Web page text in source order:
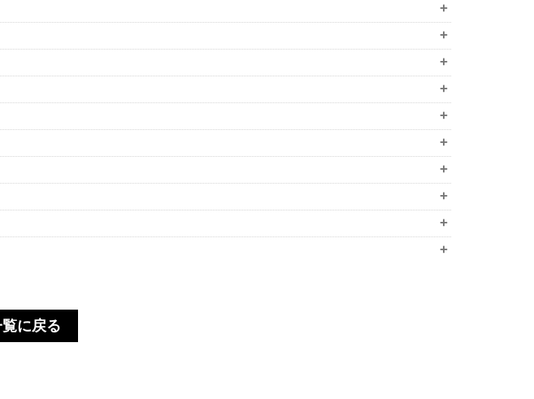
+
+
+
+
+
+
+
+
+
+
に戻る